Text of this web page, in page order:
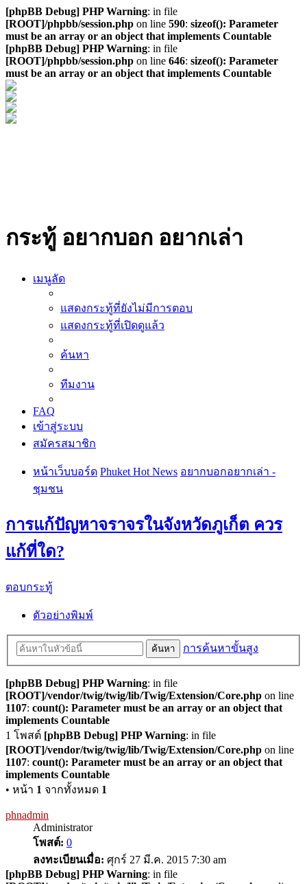
[phpBB Debug] PHP Warning: in file
[ROOT]/phpbb/session.php on line 590: sizeof(): Parameter
must be an array or an object that implements Countable
[phpBB Debug] PHP Warning: in file
[ROOT]/phpbb/session.php on line 646: sizeof(): Parameter
must be an array or an object that implements Countable
กระทู้ อยากบอก อยากเล่า
เมนูลัด
แสดงกระทู้ที่ยังไม่มีการตอบ
แสดงกระทู้ที่เปิดดูแล้ว
ค้นหา
ทีมงาน
FAQ
เข้าสู่ระบบ
สมัครสมาชิก
หน้าเว็บบอร์ด Phuket Hot News อยากบอกอยากเล่า -
ชุมชน
การแก้ปัญหาจราจรในจังหวัดภูเก็ต ควร
แก้ที่ใด?
ตอบกระทู้
ตัวอย่างพิมพ์
ค้นหา การค้นหาขั้นสูง
[phpBB Debug] PHP Warning: in file
[ROOT]/vendor/twig/twig/lib/Twig/Extension/Core.php on line
1107: count(): Parameter must be an array or an object that
implements Countable
1 โพสต์ [phpBB Debug] PHP Warning: in file
[ROOT]/vendor/twig/twig/lib/Twig/Extension/Core.php on line
1107: count(): Parameter must be an array or an object that
implements Countable
• หน้า 1 จากทั้งหมด 1
phnadmin
Administrator
โพสต์: 0
ลงทะเบียนเมื่อ: ศุกร์ 27 มี.ค. 2015 7:30 am
[phpBB Debug] PHP Warning: in file